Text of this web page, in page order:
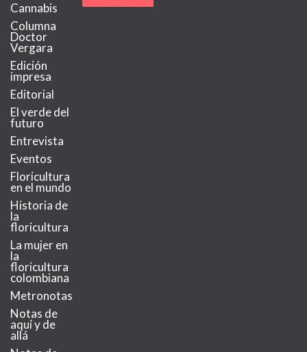
Cannabis
Columna
Doctor
Vergara
Edición
impresa
Editorial
El verde del
futuro
Entrevista
Eventos
Floricultura
en el mundo
Historia de
la
floricultura
La mujer en
la
floricultura
colombiana
Metronotas
Notas de
aquí y de
allá